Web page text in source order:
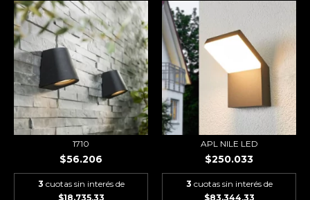
1710
$56.206
3 cuotas sin interés de
$18.735,33
APL NILE LED
$250.033
3 cuotas sin interés de
$83.344,33